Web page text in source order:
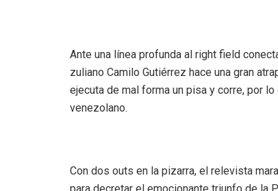
Ante una línea profunda al right field
zuliano Camilo Gutiérrez hace una gran
ejecuta de mal forma un pisa y corre, por
venezolano.
Con dos outs en la pizarra, el relevista